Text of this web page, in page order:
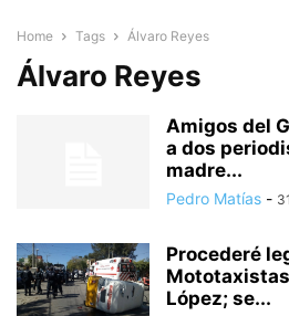
Home Tags Álvaro Reyes
Álvaro Reyes
Amigos del
a dos
madre...
Pedro Matías -
Procederé
López; se...